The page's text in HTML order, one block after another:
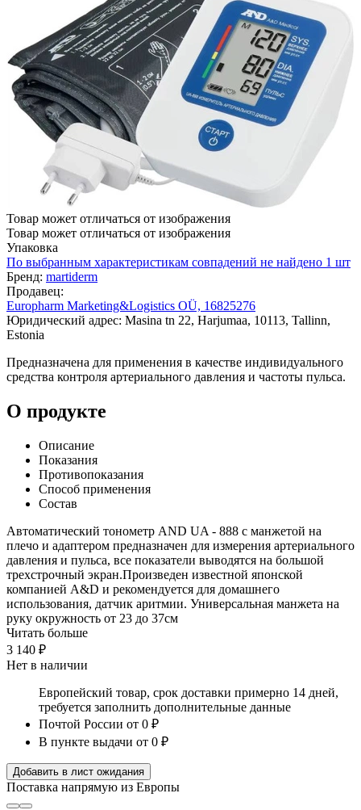
Товар может отличаться от изображения
Товар может отличаться от изображения
Упаковка
По выбранным характеристикам совпадений не найдено 1 шт
Бренд: martiderm
Продавец:
Europharm Marketing&Logistics OÜ, 16825276
Юридический адрес: Masina tn 22, Harjumaa, 10113, Tallinn,
Estonia
Предназначена для применения в качестве индивидуального
средства контроля артериального давления и частоты пульса.
О продукте
Описание
Показания
Противопоказания
Способ применения
Состав
Автоматический тонометр AND UA - 888 с манжетой на
плечо и адаптером предназначен для измерения артериального
давления и пульса, все показатели выводятся на большой
трехстрочный экран.Произведен известной японской
компанией A&D и рекомендуется для домашнего
использования, датчик аритмии. Универсальная манжета на
руку окружность от 23 до 37см
Читать больше
3 140 ₽
Нет в наличии
Европейский товар, срок доставки примерно 14 дней,
требуется заполнить дополнительные данные
Почтой России от 0 ₽
В пункте выдачи от 0 ₽
Добавить в лист ожидания
Поставка напрямую из Европы